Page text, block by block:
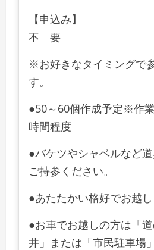
【申込み】
不 要
※お好きなタイミングで
す。
●50～60個作成予定※作
時間程度
●バケツやシャベルなど
ご持参ください。
●あたたかい格好でお越し
●お車でお越しの方は「
井」または「市民駐車場